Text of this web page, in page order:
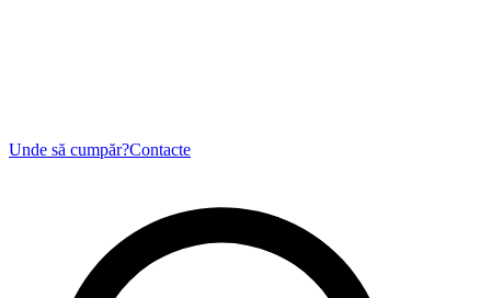
Unde să cumpăr?Contacte